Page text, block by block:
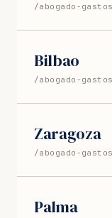
/abogado-
Bilbao
/abogado-
Zaragoza
/abogado-
Palma